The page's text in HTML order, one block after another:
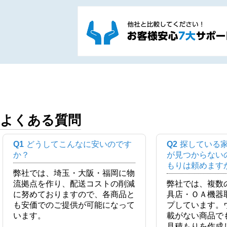
よくある質問
Q1 どうしてこんなに安いのです
か？
弊社では、埼玉・大阪・福岡に物
流拠点を作り、配送コストの削減
に努めておりますので、各商品と
も安価でのご提供が可能になって
います。
Q2 探している
が見つからない
もりは頼めます
弊社では、複数
具店・ＯＡ機器
プしています。
載がない商品で